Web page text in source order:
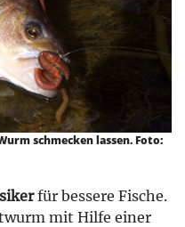
schmecken lassen. Foto:
für bessere Fische.
mit Hilfe einer